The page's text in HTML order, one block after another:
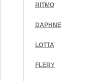
RITMO
DAPHNE
LOTTA
FLERY